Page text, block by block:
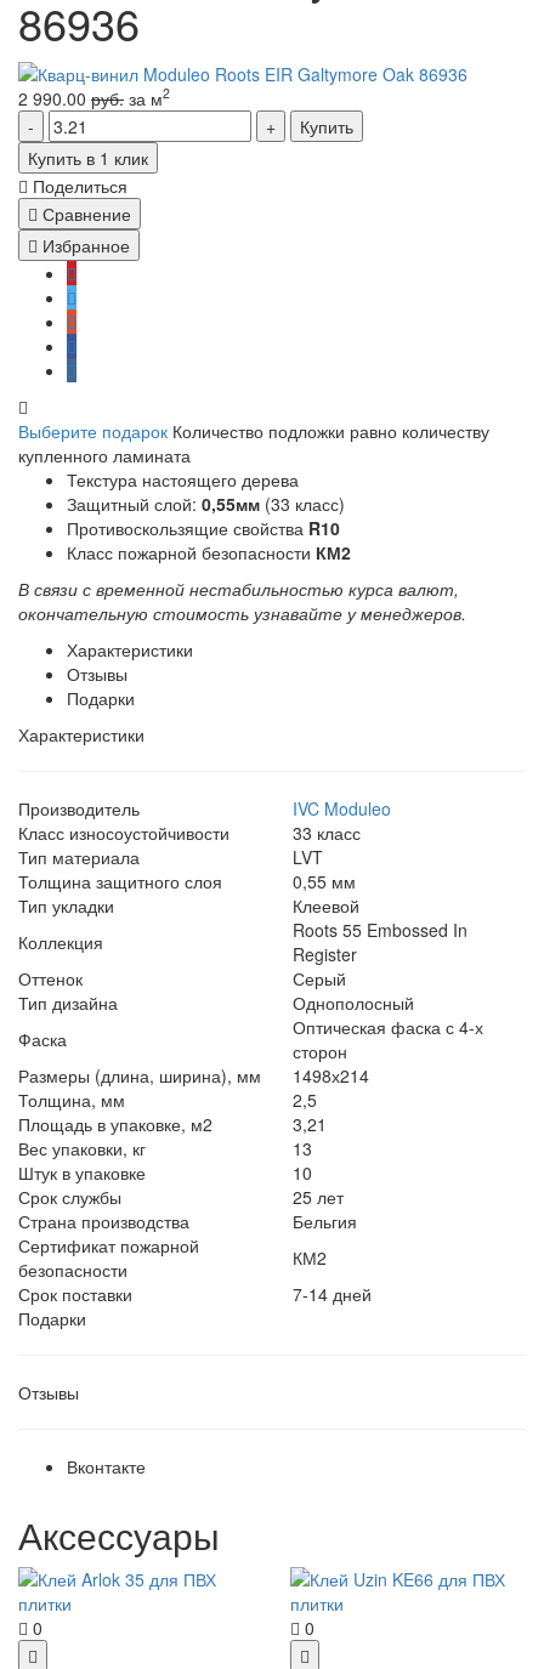
86936
2 990.00 руб. за м2
Купить
Купить в 1 клик
Поделиться
Сравнение
Избранное
Выберите подарок Количество подложки равно количеству
купленного ламината
Текстура настоящего дерева
Защитный слой: 0,55мм (33 класс)
Противоскользящие свойства R10
Класс пожарной безопасности КМ2
В связи с временной нестабильностью курса валют,
окончательную стоимость узнавайте у менеджеров.
Характеристики
Отзывы
Подарки
Характеристики
Производитель
IVC Moduleo
Класс износоустойчивости
33 класс
Тип материала
LVT
Толщина защитного слоя
0,55 мм
Тип укладки
Клеевой
Коллекция
Roots 55 Embossed In
Register
Оттенок
Серый
Тип дизайна
Однополосный
Фаска
Оптическая фаска с 4-х
сторон
Размеры (длина, ширина), мм
1498х214
Толщина, мм
2,5
Площадь в упаковке, м2
3,21
Вес упаковки, кг
13
Штук в упаковке
10
Срок службы
25 лет
Страна производства
Бельгия
Сертификат пожарной
безопасности
КМ2
Срок поставки
7-14 дней
Подарки
Отзывы
Вконтакте
Аксессуары
0 0